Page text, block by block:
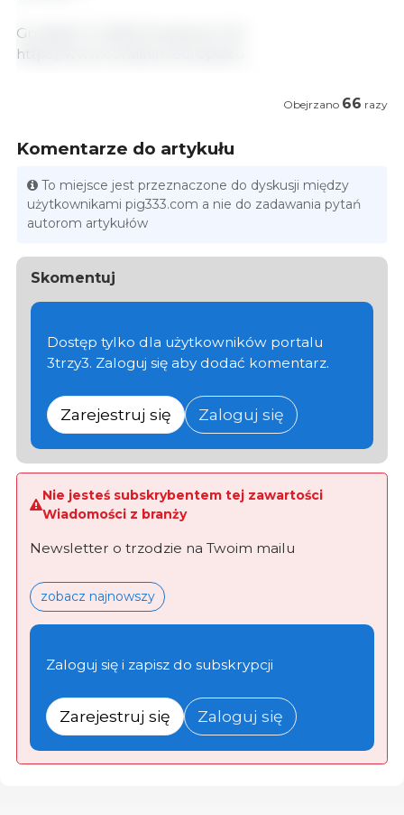
Grudzień 11, 2025/ Konsylium/ UE.
https://www.consilium.europa.eu
Obejrzano 66 razy
Komentarze do artykułu
To miejsce jest przeznaczone do dyskusji między
użytkownikami pig333.com a nie do zadawania pytań
autorom artykułów
Skomentuj
Dostęp tylko dla użytkowników portalu
3trzy3. Zaloguj się aby dodać komentarz.
Zarejestruj się Zaloguj się
Nie jesteś subskrybentem tej zawartości
Wiadomości z branży
Newsletter o trzodzie na Twoim mailu
zobacz najnowszy
Zaloguj się i zapisz do subskrypcji
Zarejestruj się Zaloguj się